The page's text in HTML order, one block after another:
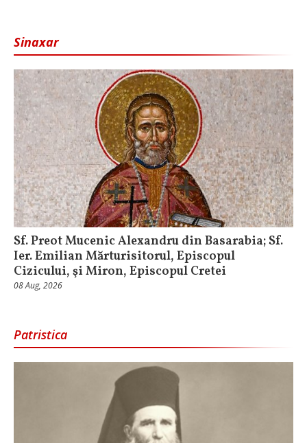
Sinaxar
Sf. Preot Mucenic Alexandru din Basarabia; Sf.
Ier. Emilian Mărturisitorul, Episcopul
Cizicului, şi Miron, Episcopul Cretei
08 Aug, 2026
Patristica